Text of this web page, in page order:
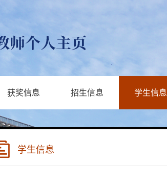
获奖信息 招生信息 学生信息
学生信息